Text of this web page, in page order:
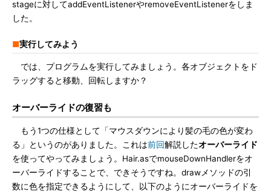
stageに対してaddEventListenerやremoveEventListenerをしま
した。
■実行してみよう
では、プログラムを実行してみましょう。各オブジェクトをド
ラッグすると移動、回転しますか？
オーバーライドの復習も
もう1つの仕様として「マウスダウンにより髪の毛の色が変わ
る」というのがありました。これは前回解説したオーバーライド
を使ってやってみましょう。Hair.asでmouseDownHandlerをオ
ーバーライドすることで、できそうですね。drawメソッドの引
数に色を指定できるようにして、以下のようにオーバーライドを